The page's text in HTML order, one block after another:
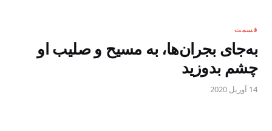
قسمت
به‌جای بجران‌ها، به مسیح و صلیب او
چشم بدوزید
14 آوریل 2020